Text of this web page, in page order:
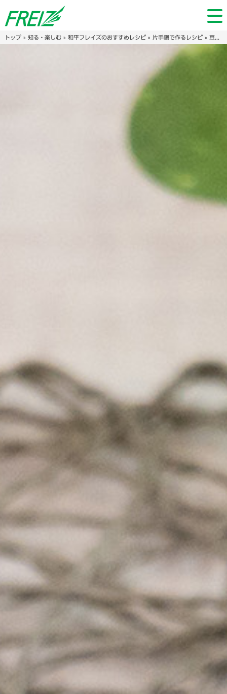
トップ» 知る・楽しむ» 和平フレイズのおすすめレシピ» 片手鍋で作るレシピ» 豆腐干で♪ヤムウンセン